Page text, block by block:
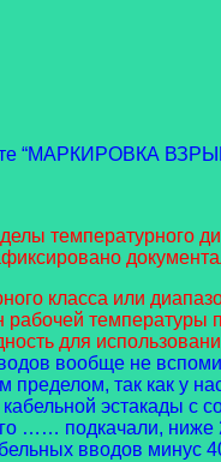
“МАРКИРОВКА
температурного
класса или
рабочей
для
вообще не
так как у
эстакады
…… подкачали,
вводов минус